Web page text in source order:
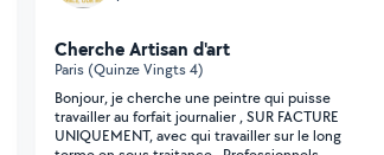
Cherche Artisan d'art
Paris (Quinze Vingts 4)
Bonjour, je cherche une peintre qui puisse
travailler au forfait journalier , SUR FACTURE
UNIQUEMENT, avec qui travailler sur le long